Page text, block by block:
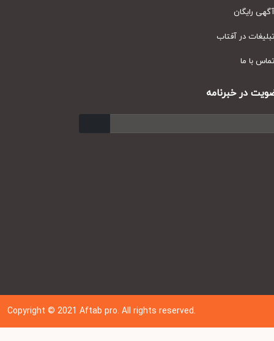
رایگان
در آفتاب
با ما
در خبرنامه
Copyright © 202 1Aftab pro. All rights reserved.